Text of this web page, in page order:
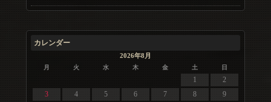
カレンダー
2026年8月
月 火 水 木 金 土 日
1
2
3
4 5 6 7 8
9